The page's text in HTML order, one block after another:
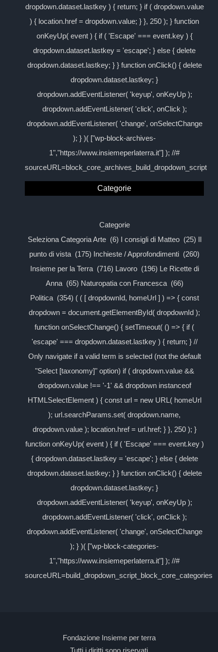
dropdown.dataset.lastkey ) { return; } if ( dropdown.value
) { location.href = dropdown.value; } }, 250 ); } function
onKeyUp( event ) { if ( 'Escape' === event.key ) {
dropdown.dataset.lastkey = 'escape'; } else { delete
dropdown.dataset.lastkey; } } function onClick() { delete
dropdown.dataset.lastkey; }
dropdown.addEventListener( 'keyup', onKeyUp );
dropdown.addEventListener( 'click', onClick );
dropdown.addEventListener( 'change', onSelectChange
); } )( ["wp-block-archives-
1","https://www.insiemeperlaterra.it"] ); //#
sourceURL=block_core_archives_build_dropdown_script
Categorie
Categorie
Seleziona Categoria Arte (6) I consigli di Matteo (25) Il
punto di vista (175) Inchieste / Approfondimenti (260)
Insieme per la Terra (716) Lavoro (196) Le Ricette di
Anna (65) Naturopatia con Francesca (66)
Politica (354) ( ( [ dropdownId, homeUrl ] ) => { const
dropdown = document.getElementById( dropdownId );
function onSelectChange() { setTimeout( () => { if (
'escape' === dropdown.dataset.lastkey ) { return; } //
Only navigate if a valid term is selected (not the default
"Select [taxonomy]" option) if ( dropdown.value &&
dropdown.value !== '-1' && dropdown instanceof
HTMLSelectElement ) { const url = new URL( homeUrl
); url.searchParams.set( dropdown.name,
dropdown.value ); location.href = url.href; } }, 250 ); }
function onKeyUp( event ) { if ( 'Escape' === event.key )
{ dropdown.dataset.lastkey = 'escape'; } else { delete
dropdown.dataset.lastkey; } } function onClick() { delete
dropdown.dataset.lastkey; }
dropdown.addEventListener( 'keyup', onKeyUp );
dropdown.addEventListener( 'click', onClick );
dropdown.addEventListener( 'change', onSelectChange
); } )( ["wp-block-categories-
1","https://www.insiemeperlaterra.it"] ); //#
sourceURL=build_dropdown_script_block_core_categories
Fondazione Insieme per terra